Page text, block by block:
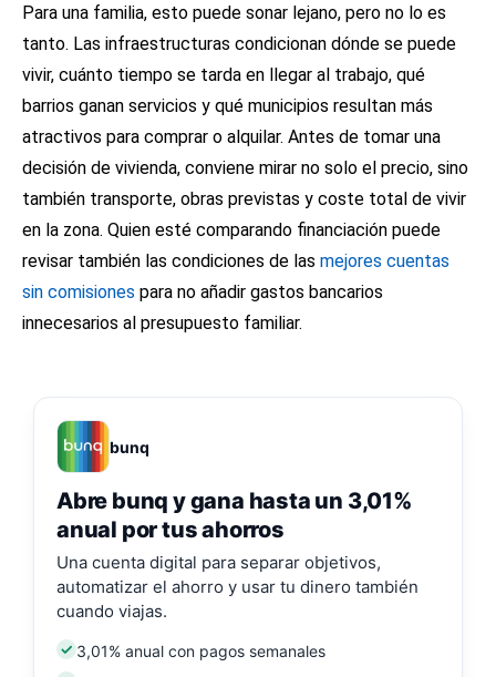
Para una familia, esto puede sonar lejano, pero no lo es
tanto. Las infraestructuras condicionan dónde se puede
vivir, cuánto tiempo se tarda en llegar al trabajo, qué
barrios ganan servicios y qué municipios resultan más
atractivos para comprar o alquilar. Antes de tomar una
decisión de vivienda, conviene mirar no solo el precio, sino
también transporte, obras previstas y coste total de vivir
en la zona. Quien esté comparando financiación puede
revisar también las condiciones de las mejores cuentas
sin comisiones para no añadir gastos bancarios
innecesarios al presupuesto familiar.
bunq
Abre bunq y gana hasta un 3,01%
anual por tus ahorros
Una cuenta digital para separar objetivos,
automatizar el ahorro y usar tu dinero también
cuando viajas.
3,01% anual con pagos semanales